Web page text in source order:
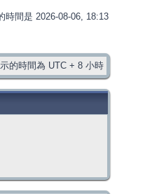
時間是 2026-08-06, 18:13
的時間為 UTC + 8 小時